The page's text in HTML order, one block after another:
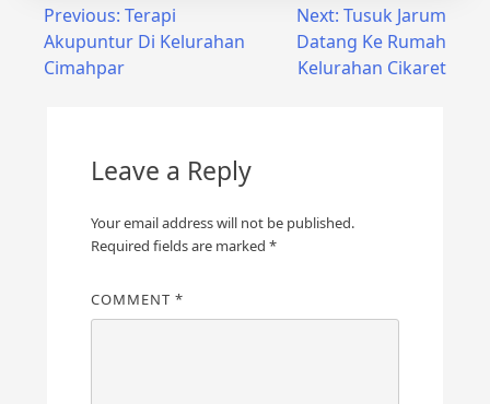
Post
navigation
Previous: Terapi
Akupuntur Di Kelurahan
Cimahpar
Next: Tusuk Jarum
Datang Ke Rumah
Kelurahan Cikaret
Leave a Reply
Your email address will not be published.
Required fields are marked *
COMMENT *